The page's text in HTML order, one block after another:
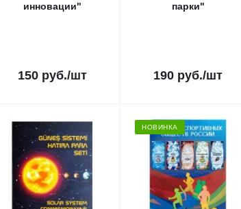
инновации"
150 руб./шт
парки"
190 руб./шт
НОВИНКА